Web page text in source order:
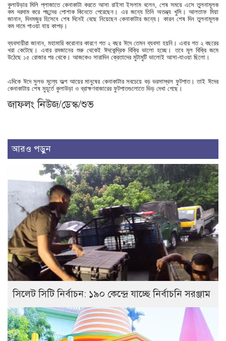
কুলাউড়ার মিলি প্লাজাতে কেনাকাটা করতে আসা রাইসা ইসলাম বলেন, শেষ সময়ে এসে তুলনামূলক
কম দরদাম করে পছন্দের পোশাক কিনেতে পেরেছেন। এর জন্যে তিনি অতন্ত্য খুসি। আলতাফ মিয়া
জানান, দিনমজুর হিসেবে শেষ দিনেই বেছে নিয়েছেন কেনাকাটার জন্যে। কারন শেষ দিন তুলনামূলক
কম দামে পাওয়া যায় কাপড়।
ব্যবসায়ীরা জানান, মহামারি করোনার কারণে গত ২ বছর ঈদে তেমন ব্যবসা হয়নি। এবার গত ২ বছরের
খরা কেটেছে। এবার রমজানের শুরু থেকেই ঈদকেন্দ্রিক বিক্রি ভালো হচ্ছে। তবে মূল বিক্রি জমে
উঠেছে ১৫ রোজার পর থেকে। আজকেও সারাদিন ক্রেতাদের মুটামুটি ভালোই আসা-যাওয়া ছিলো।
এদিকে ঈদে সুলভ মূল্যে অল্প আয়ের মানুষের কেনাকাটার সবচেয়ে বড় ভরসাস্থল ফুটপাত। তাই ঈদের
কেনাকাটায় শেষ মুহূর্তে কুলাউড়া ও ব্রাক্ষণবাজারের ফুটপাতগুলোতে ভিড় দেখা গেছে।
জাফলং নিউজ/ডেস্ক/শুভ
আরও পড়ুন
সিলেট সিটি নির্বাচন: ১৯০ কেন্দ্রে যাচ্ছে নির্বাচনি সরঞ্জাম